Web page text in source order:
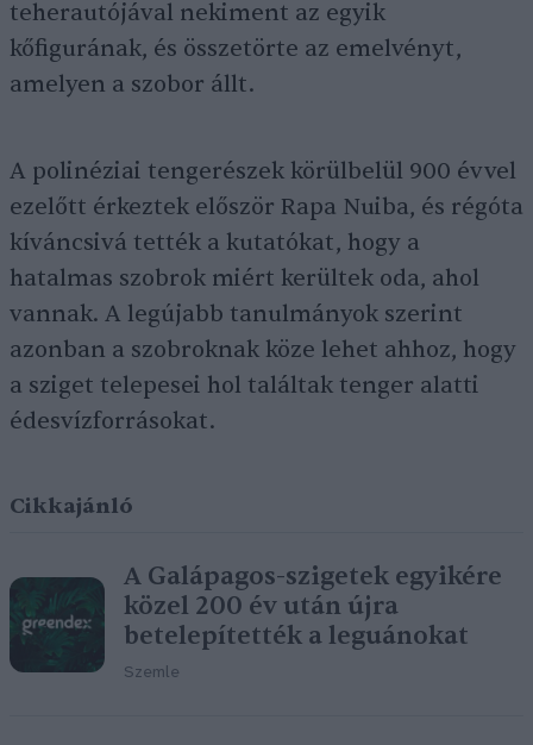
teherautójával nekiment az egyik
kőfigurának, és összetörte az emelvényt,
amelyen a szobor állt.
A polinéziai tengerészek körülbelül 900 évvel
ezelőtt érkeztek először Rapa Nuiba, és régóta
kíváncsivá tették a kutatókat, hogy a
hatalmas szobrok miért kerültek oda, ahol
vannak. A legújabb tanulmányok szerint
azonban a szobroknak köze lehet ahhoz, hogy
a sziget telepesei hol találtak tenger alatti
édesvízforrásokat.
Cikkajánló
A Galápagos-szigetek egyikére
közel 200 év után újra
betelepítették a leguánokat
Szemle